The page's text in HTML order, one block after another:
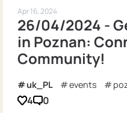
Apr 16, 2024
26/04/2024 -
in Poznan:
Community!
uk_PL events
4 0